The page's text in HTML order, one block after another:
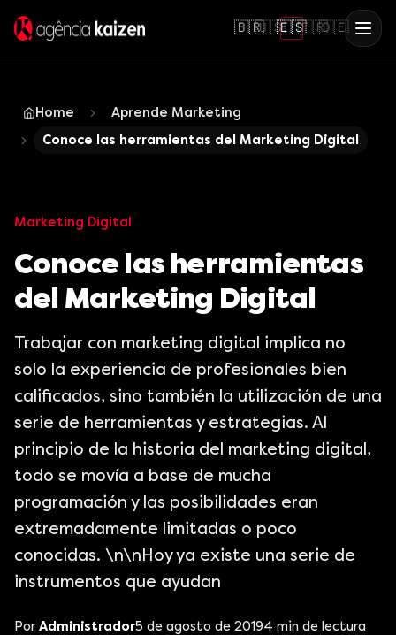
🇧🇷🇺🇸🇪🇸🇫🇷🇩🇪
Home
Aprende Marketing
Conoce las herramientas del Marketing Digital
Marketing Digital
Conoce las herramientas
del Marketing Digital
Trabajar con marketing digital implica no
solo la experiencia de profesionales bien
calificados, sino también la utilización de una
serie de herramientas y estrategias. Al
principio de la historia del marketing digital,
todo se movía a base de mucha
programación y las posibilidades eran
extremadamente limitadas o poco
conocidas. \n\nHoy ya existe una serie de
instrumentos que ayudan
Por Administrador5 de agosto de 20194 min de lectura